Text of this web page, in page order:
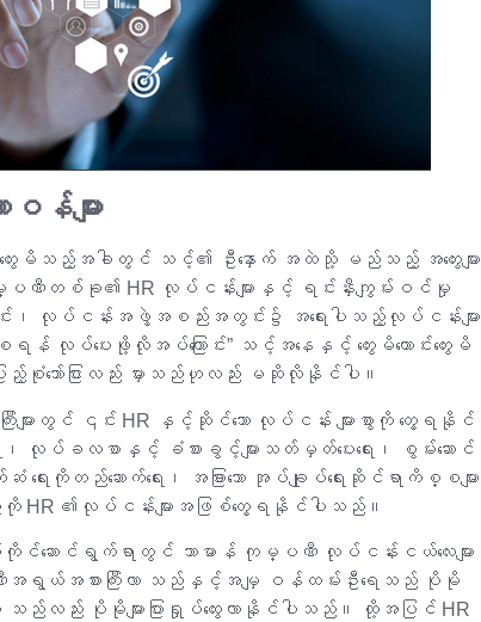
များ
းမိသည့်အခါတွင် သင့်၏ ဦးနှောက် အထဲသို့ မည်သည့် အတွေးများ
တစ်ခု၏ HR လုပ်ငန်းများနှင့် ရင်းနှီးကျွမ်းဝင်မှု
င်း၊ လုပ်ငန်းအဖွဲ့အစည်းအတွင်း၌ အရေးပါသည့်လုပ်ငန်းများ
လုပ်ပေးဖို့လိုအပ်ကြောင်း” သင့်အနေနှင့် တွေးမိကောင်းတွေးမိ
စုံသော်ငြားလည်း မှားသည်ဟုလည်း မဆိုလိုနိုင်ပါ။
တွင် ၎င်း HR နှင့်ဆိုင်သော လုပ်ငန်း များစွာကို တွေ့ရနိုင်
း၊ လုပ်ခလစာနှင့် ခံစားခွင့်များသတ်မှတ်ပေးရေး၊ စွမ်းဆောင်
ည်ဆောက်ရေး၊ အခြားသော အုပ်ချုပ်ရေးဆိုင်ရာကိစ္စများ
HR ၏လုပ်ငန်းများအဖြစ်တွေ့ရနိုင်ပါသည်။
င်ဆောင်ရွက်ရာတွင် သာမာန် ကုမ္ပဏီ လုပ်ငန်းငယ်လေးများ
ယ်အစားကြီးလာ သည်နှင့်အမျှ ဝန်ထမ်းဦးရေသည် ပိုမို
သည်လည်း ပိုမိုများပြားရှုပ်ထွေးလာနိုင်ပါသည်။ ထို့အပြင် HR